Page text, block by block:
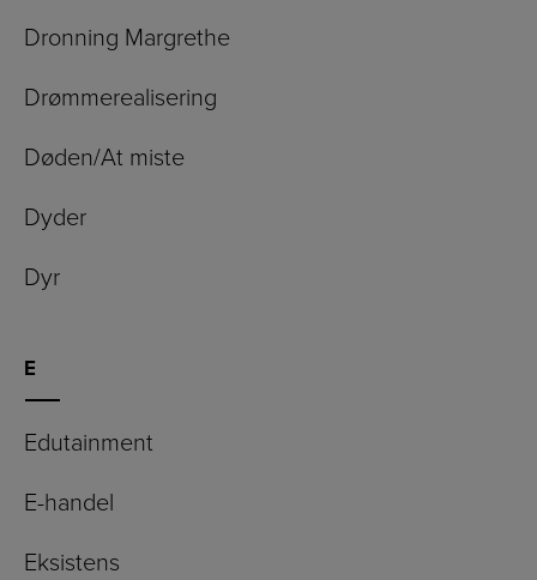
Dronning Margrethe
Drømmerealisering
Døden/At miste
Dyder
Dyr
E
Edutainment
E-handel
Eksistens